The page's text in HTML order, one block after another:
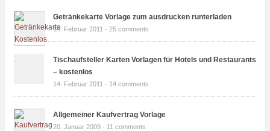
Getränkekarte Vorlage zum ausdrucken runterladen
14. Februar 2011 - 25 comments
Tischaufsteller Karten Vorlagen für Hotels und Restaurants
– kostenlos
14. Februar 2011 - 14 comments
Allgemeiner Kaufvertrag Vorlage
20. Januar 2009 - 11 comments